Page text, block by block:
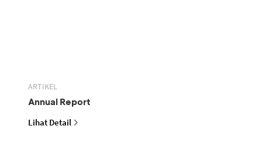
ARTIKEL
Annual Report
Lihat Detail